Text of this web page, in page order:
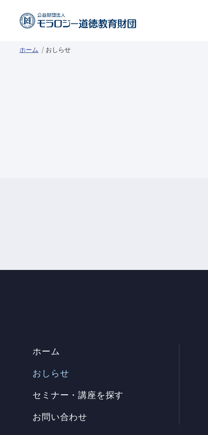
ホーム おしらせ
ホーム
おしらせ
セミナー・講座を探す
お問い合わせ